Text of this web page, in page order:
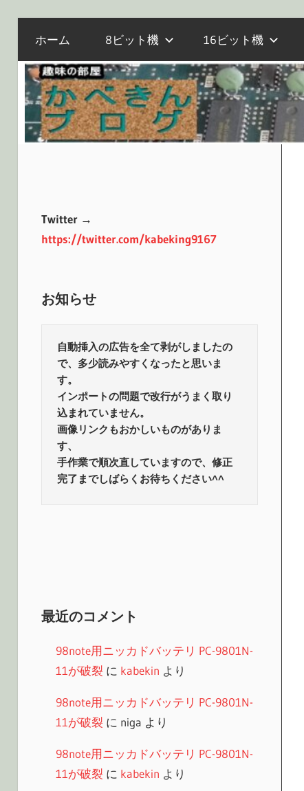
テ
ン
ツ
へ
ス
か
べ
き
ブ
ロ
工
作
と
マ
イ
ホーム 8ビット機 16ビット機
Twitter →
https://twitter.com/kabeking9167
お知らせ
自動挿入の広告を全て剥がしましたの
で、多少読みやすくなったと思いま
す。
インポートの問題で改行がうまく取り
込まれていません。
画像リンクもおかしいものがありま
す、
手作業で順次直していますので、修正
完了までしばらくお待ちください^^
最近のコメント
98note用ニッカドバッテリ PC-9801N-
11が破裂に kabekin より
98note用ニッカドバッテリ PC-9801N-
11が破裂に niga より
98note用ニッカドバッテリ PC-9801N-
11が破裂に kabekin より